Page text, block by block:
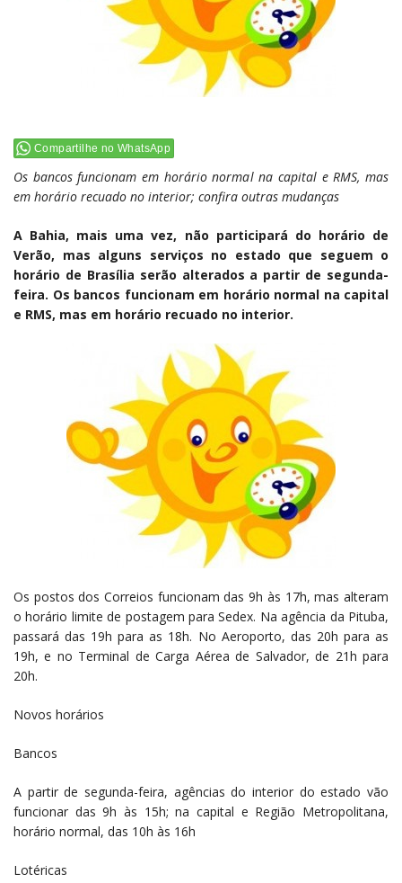
Compartilhe no WhatsApp
Os bancos funcionam em horário normal na capital e RMS, mas
em horário recuado no interior; confira outras mudanças
A Bahia, mais uma vez, não participará do horário de
Verão, mas alguns serviços no estado que seguem o
horário de Brasília serão alterados a partir de segunda-
feira. Os bancos funcionam em horário normal na capital
e RMS, mas em horário recuado no interior.
Os postos dos Correios funcionam das 9h às 17h, mas alteram
o horário limite de postagem para Sedex. Na agência da Pituba,
passará das 19h para as 18h. No Aeroporto, das 20h para as
19h, e no Terminal de Carga Aérea de Salvador, de 21h para
20h.
Novos horários
Bancos
A partir de segunda-feira, agências do interior do estado vão
funcionar das 9h às 15h; na capital e Região Metropolitana,
horário normal, das 10h às 16h
Lotéricas